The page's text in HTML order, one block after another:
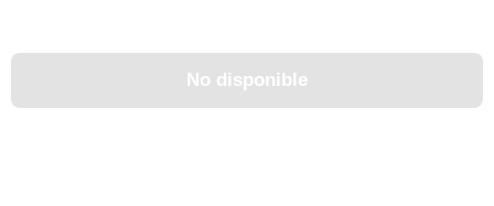
No disponible